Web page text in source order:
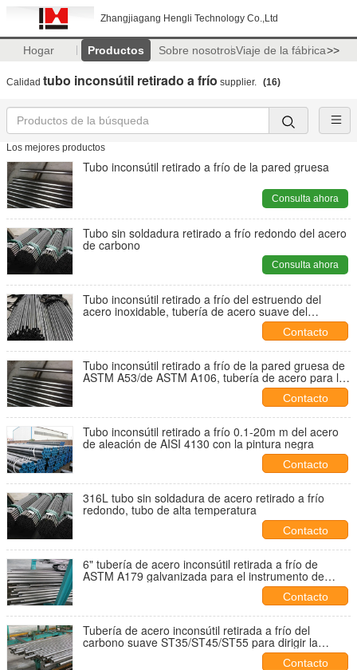
Zhangjiagang Hengli Technology Co.,Ltd
Hogar Productos Sobre nosotrosViaje de la fábrica>>
Calidad tubo inconsútil retirado a frío supplier. (16)
Los mejores productos
Tubo inconsútil retirado a frío de la pared gruesa
Consulta ahora
Tubo sin soldadura retirado a frío redondo del acero
de carbono
Consulta ahora
Tubo inconsútil retirado a frío del estruendo del
acero inoxidable, tubería de acero suave del
Contacto
Tubo inconsútil retirado a frío de la pared gruesa de
ASTM A53/de ASTM A106, tubería de acero para la
Contacto
Tubo inconsútil retirado a frío 0.1-20m m del acero
de aleación de AISI 4130 con la pintura negra
Contacto
316L tubo sin soldadura de acero retirado a frío
redondo, tubo de alta temperatura
Contacto
6" tubería de acero inconsútil retirada a frío de
ASTM A179 galvanizada para el instrumento de
Contacto
Tubería de acero inconsútil retirada a frío del
carbono suave ST35/ST45/ST55 para dirigir la
Contacto